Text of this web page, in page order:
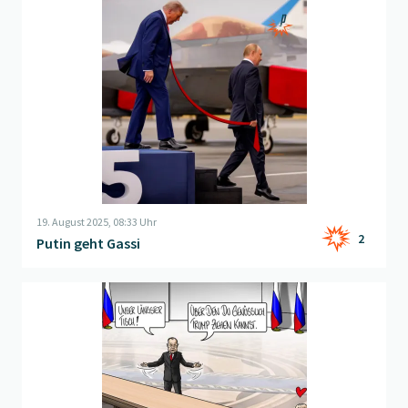
Putin geht Gassi" öffnen
19. August 2025, 08:33 Uhr
Putin geht Gassi 2
Tischlerei Putin" öffnen